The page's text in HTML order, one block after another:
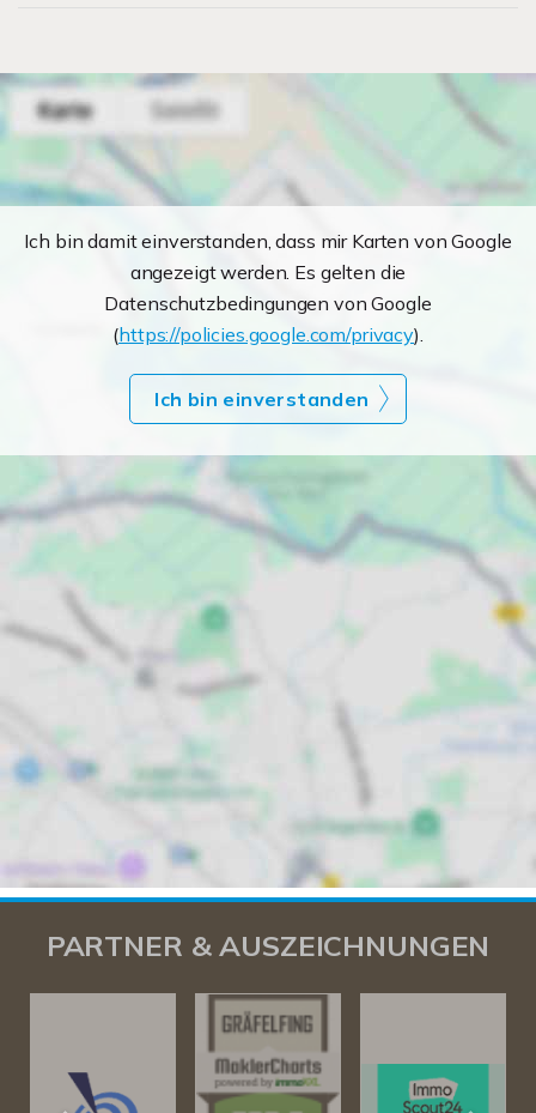
Ich bin damit einverstanden, dass mir Karten von Google
angezeigt werden. Es gelten die
Datenschutzbedingungen von Google
(https://policies.google.com/privacy).
Ich bin einverstanden
PARTNER & AUSZEICHNUNGEN